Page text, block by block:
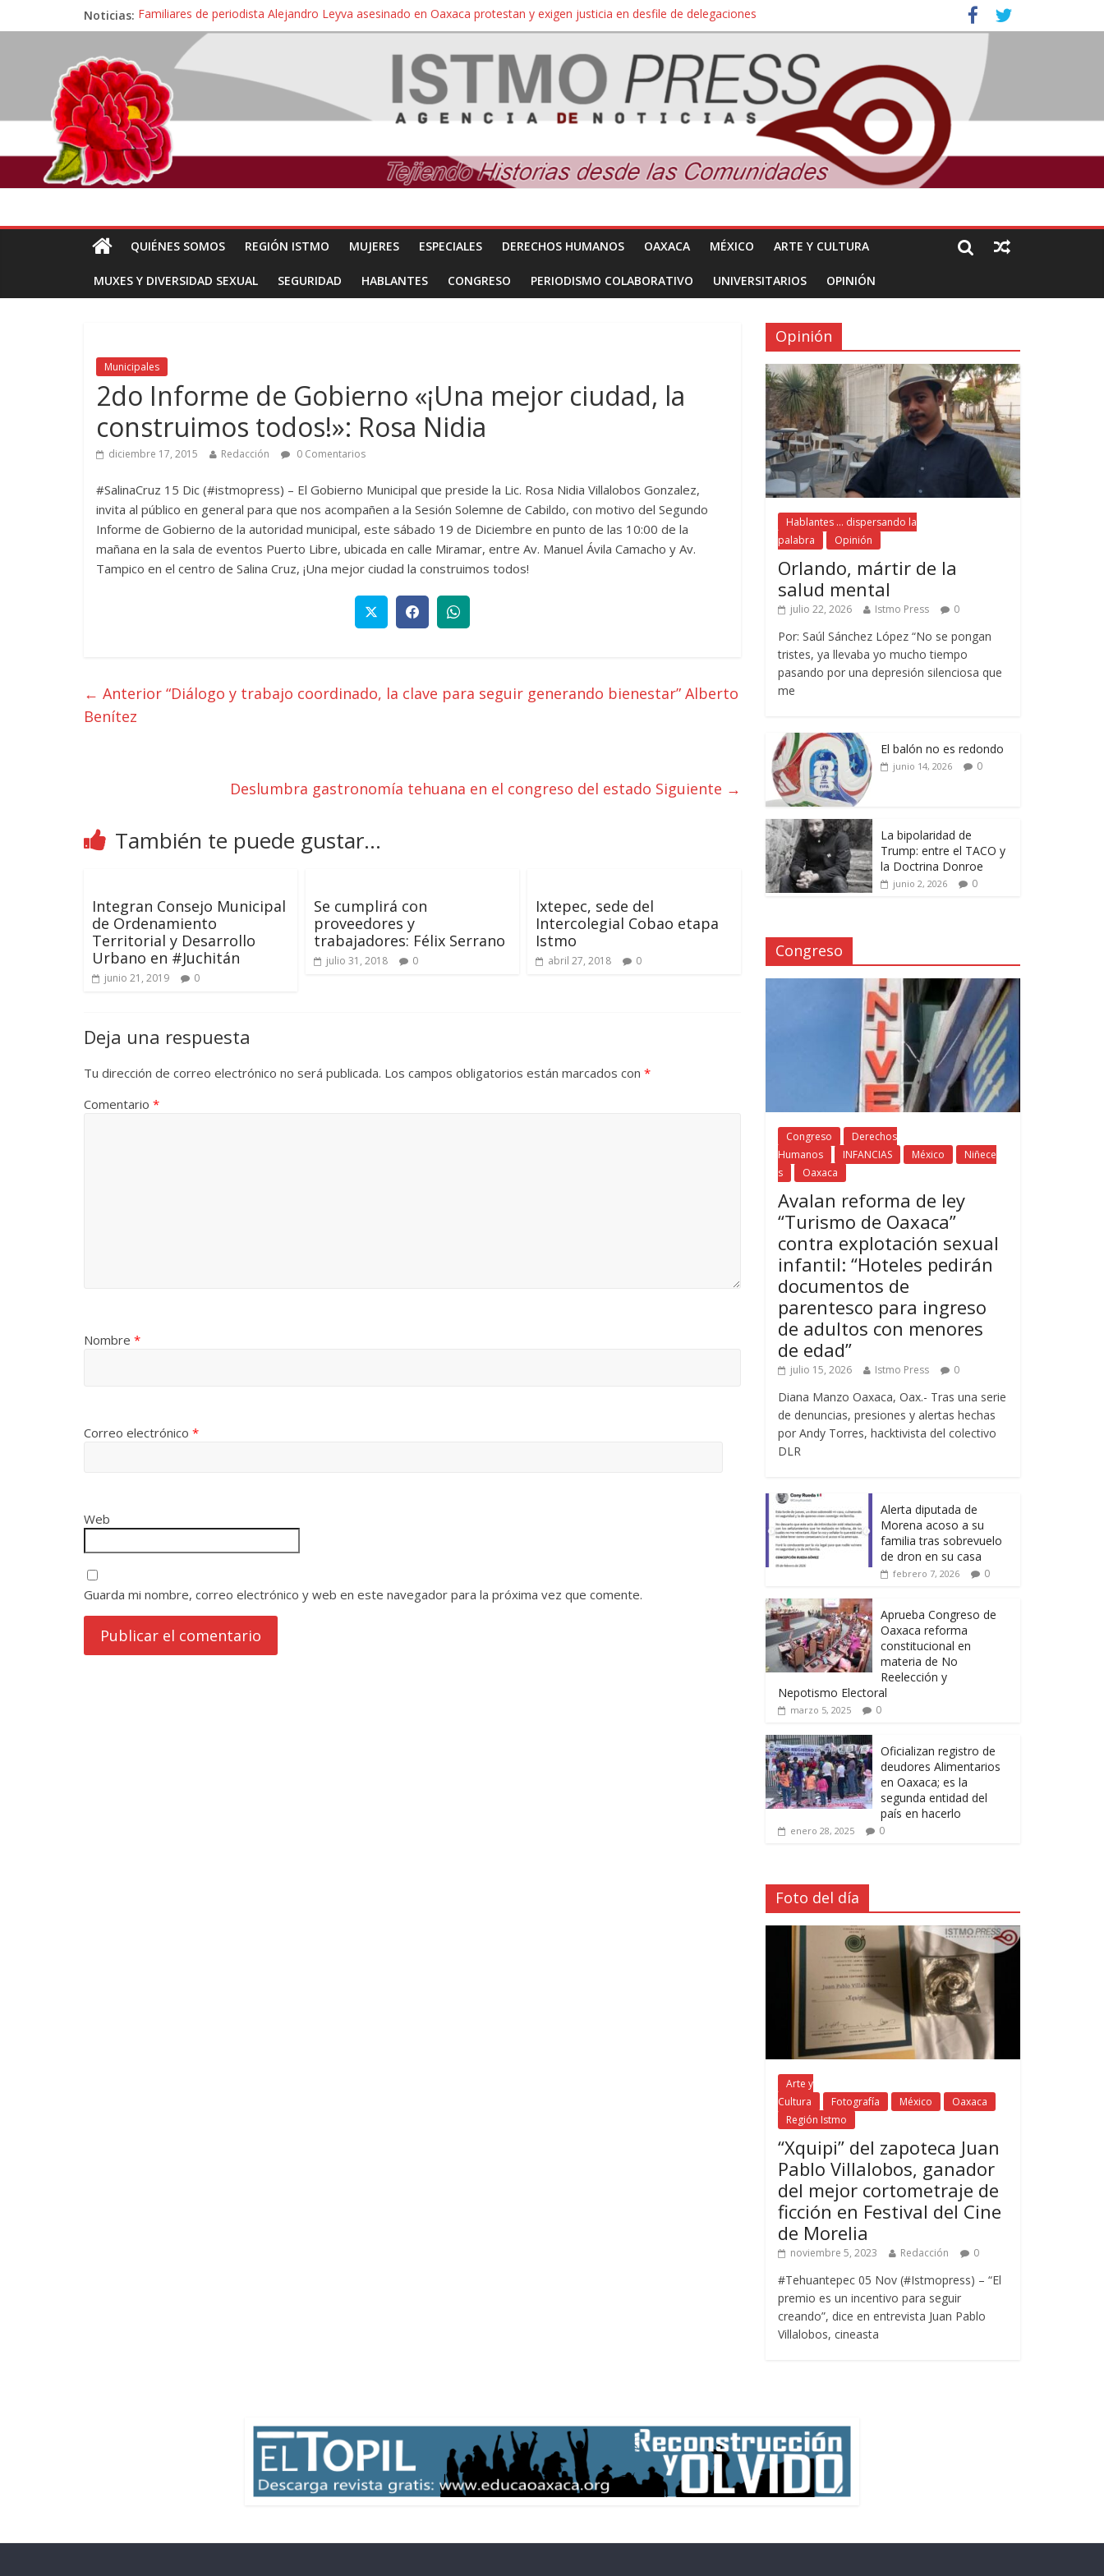
Noticias: Familiares de periodista Alejandro Leyva asesinado en Oaxaca protestan y exigen justicia en desfile de delegaciones
Alertan pescadores de Juchitán, Oaxaca de nuevo despojo de su territorio para construir un parque eólico
Pescadores y comuneros ikoots detienen la extracción ilegal de material pétreo de gravera Oyamel
Un nuevo derrame de hidrocarburo afecta a Salina Cruz, Oaxaca; ahora pescadores de Salinas del Marqués denuncian daños de Pemex
🎧Capítulo 2 : CUIDAR A MI HIJA CON SÍNDROME DE DOWN
QUIÉNES SOMOS REGIÓN ISTMO MUJERES ESPECIALES DERECHOS HUMANOS OAXACA MÉXICO ARTE Y CULTURA
MUXES Y DIVERSIDAD SEXUAL SEGURIDAD HABLANTES CONGRESO PERIODISMO COLABORATIVO UNIVERSITARIOS OPINIÓN
Municipales
2do Informe de Gobierno «¡Una mejor ciudad, la
construimos todos!»: Rosa Nidia
diciembre 17, 2015 Redacción 0 Comentarios
#SalinaCruz 15 Dic (#istmopress) – El Gobierno Municipal que preside la Lic. Rosa Nidia Villalobos Gonzalez,
invita al público en general para que nos acompañen a la Sesión Solemne de Cabildo, con motivo del Segundo
Informe de Gobierno de la autoridad municipal, este sábado 19 de Diciembre en punto de las 10:00 de la
mañana en la sala de eventos Puerto Libre, ubicada en calle Miramar, entre Av. Manuel Ávila Camacho y Av.
Tampico en el centro de Salina Cruz, ¡Una mejor ciudad la construimos todos!
← Anterior “Diálogo y trabajo coordinado, la clave para seguir generando bienestar” Alberto
Benítez
Deslumbra gastronomía tehuana en el congreso del estado Siguiente →
También te puede gustar...
Integran Consejo Municipal
de Ordenamiento
Territorial y Desarrollo
Urbano en #Juchitán
junio 21, 2019 0
Se cumplirá con
proveedores y
trabajadores: Félix Serrano
julio 31, 2018 0
Ixtepec, sede del
Intercolegial Cobao etapa
Istmo
abril 27, 2018 0
Deja una respuesta
Tu dirección de correo electrónico no será publicada. Los campos obligatorios están marcados con *
Comentario *
Nombre *
Correo electrónico *
Web
Guarda mi nombre, correo electrónico y web en este navegador para la próxima vez que comente.
Opinión
Hablantes ... dispersando la
palabra
Opinión
Orlando, mártir de la
salud mental
julio 22, 2026 Istmo Press 0
Por: Saúl Sánchez López “No se pongan
tristes, ya llevaba yo mucho tiempo
pasando por una depresión silenciosa que
me
El balón no es redondo
junio 14, 2026 0
La bipolaridad de
Trump: entre el TACO y
la Doctrina Donroe
junio 2, 2026 0
Congreso
Congreso
Derechos
Humanos
INFANCIAS México
Niñece
s
Oaxaca
Avalan reforma de ley
“Turismo de Oaxaca”
contra explotación sexual
infantil: “Hoteles pedirán
documentos de
parentesco para ingreso
de adultos con menores
de edad”
julio 15, 2026 Istmo Press 0
Diana Manzo Oaxaca, Oax.- Tras una serie
de denuncias, presiones y alertas hechas
por Andy Torres, hacktivista del colectivo
DLR
Alerta diputada de
Morena acoso a su
familia tras sobrevuelo
de dron en su casa
febrero 7, 2026 0
Aprueba Congreso de
Oaxaca reforma
constitucional en
materia de No
Reelección y
Nepotismo Electoral
marzo 5, 2025 0
Oficializan registro de
deudores Alimentarios
en Oaxaca; es la
segunda entidad del
país en hacerlo
enero 28, 2025 0
Foto del día
Arte y
Cultura
Fotografía México
Oaxaca
Región Istmo
“Xquipi” del zapoteca Juan
Pablo Villalobos, ganador
del mejor cortometraje de
ficción en Festival del Cine
de Morelia
noviembre 5, 2023 Redacción 0
#Tehuantepec 05 Nov (#Istmopress) – “El
premio es un incentivo para seguir
creando”, dice en entrevista Juan Pablo
Villalobos, cineasta